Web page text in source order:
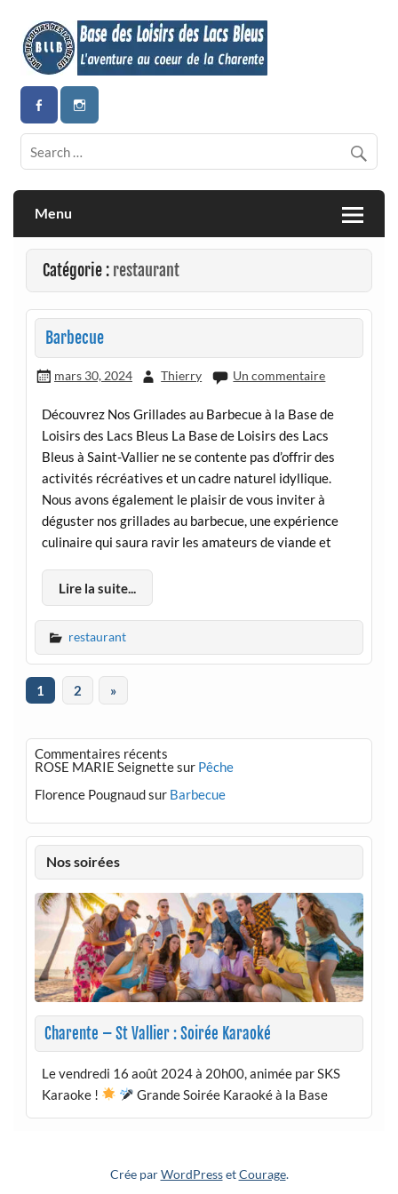
content
Base de loisirs des Lacs Bleus
Vivez l’aventure au cœur de la Charente
Menu
Catégorie : restaurant
Barbecue
mars 30, 2024 Thierry Un commentaire
Découvrez Nos Grillades au Barbecue à la Base de
Loisirs des Lacs Bleus La Base de Loisirs des Lacs
Bleus à Saint-Vallier ne se contente pas d’offrir des
activités récréatives et un cadre naturel idyllique.
Nous avons également le plaisir de vous inviter à
déguster nos grillades au barbecue, une expérience
culinaire qui saura ravir les amateurs de viande et
Lire la suite...
restaurant
1 2 »
Commentaires récents
ROSE MARIE Seignettesur Pêche
Florence Pougnaudsur Barbecue
Nos soirées
Charente – St Vallier : Soirée Karaoké
Le vendredi 16 août 2024 à 20h00, animée par SKS
Karaoke !
Grande Soirée Karaoké à la Base
Crée parWordPressetCourage.